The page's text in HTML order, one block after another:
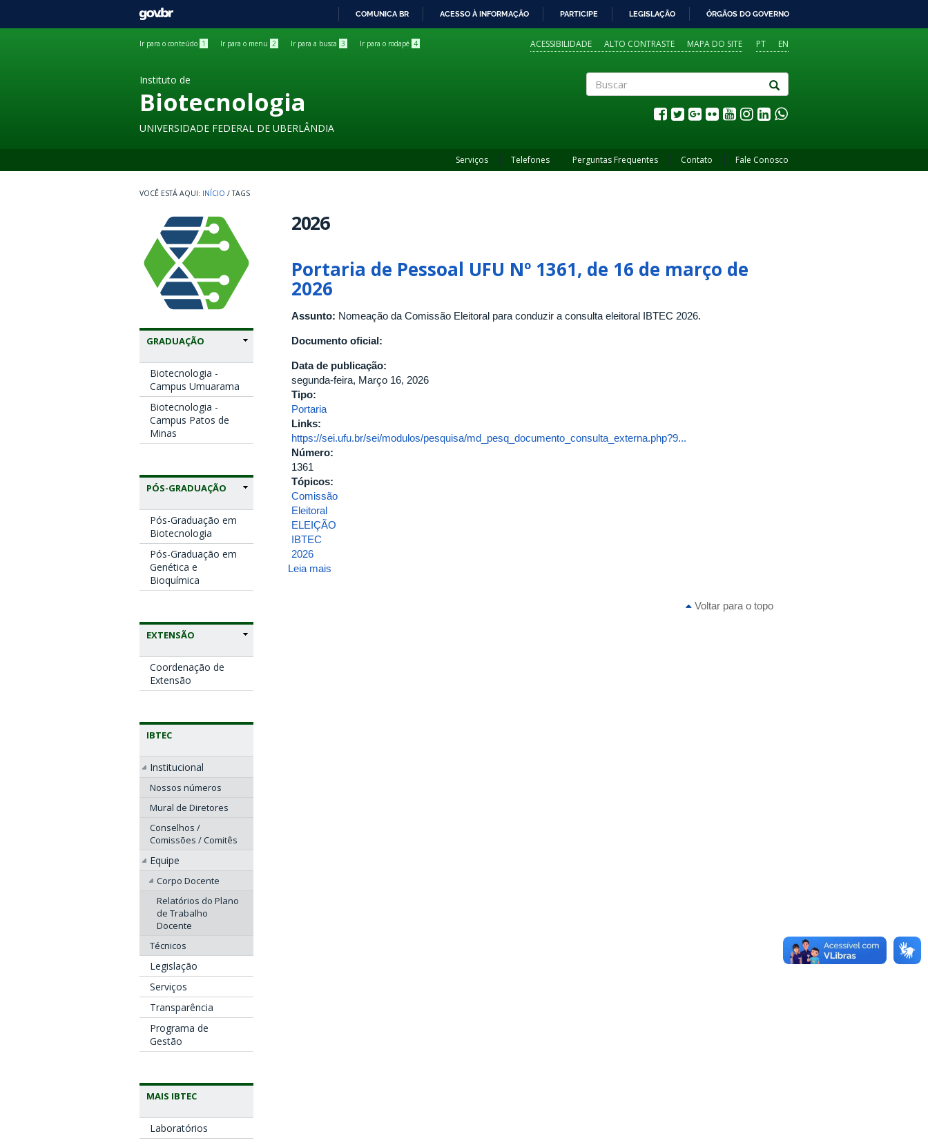
GOVBR
COMUNICA BR ACESSO À INFORMAÇÃO PARTICIPE LEGISLAÇÃO ÓRGÃOS DO GOVERNO
Ir para o conteúdo 1 Ir para o menu 2 Ir para a busca 3 Ir para o rodapé 4 PT EN
ACESSIBILIDADE ALTO CONTRASTE MAPA DO SITE
Instituto de
Biotecnologia
UNIVERSIDADE FEDERAL DE UBERLÂNDIA
Serviços Telefones Perguntas Frequentes Contato Fale Conosco
INÍCIO / TAGS
GRADUAÇÃO
Biotecnologia -
Campus Umuarama
Biotecnologia -
Campus Patos de
Minas
PÓS-GRADUAÇÃO
Pós-Graduação em
Biotecnologia
Pós-Graduação em
Genética e
Bioquímica
EXTENSÃO
Coordenação de
Extensão
IBTEC
Institucional
Nossos números
Mural de Diretores
Conselhos /
Comissões / Comitês
Equipe
Corpo Docente
Relatórios do Plano
de Trabalho
Docente
Técnicos
Legislação
Serviços
Transparência
Programa de
Gestão
MAIS IBTEC
Laboratórios
2026
Portaria de Pessoal UFU Nº 1361, de 16 de março de
2026
Assunto: Nomeação da Comissão Eleitoral para conduzir a consulta eleitoral IBTEC 2026.
Documento oficial:
Data de publicação:
segunda-feira, Março 16, 2026
Tipo:
Portaria
Links:
https://sei.ufu.br/sei/modulos/pesquisa/md_pesq_documento_consulta_externa.php?9...
Número:
1361
Tópicos:
Comissão
Eleitoral
ELEIÇÃO
IBTEC
2026
Leia mais
Voltar para o topo